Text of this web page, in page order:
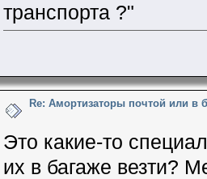
транспорта ?"
Re: Амортизаторы почтой или в
Это какие-то
их в багаже везти?